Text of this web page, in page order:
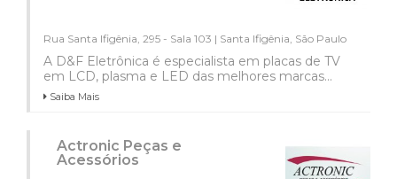
Rua Santa Ifigênia, 295 - Sala 103 | Santa Ifigênia, São Paulo
A D&F Eletrônica é especialista em placas de TV
em LCD, plasma e LED das melhores marcas...
Saiba Mais
Actronic Peças e
Acessórios